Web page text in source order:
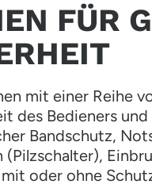
FÜR
mit einer Reihe
des Bedieners
Bandschutz,
oder ohne